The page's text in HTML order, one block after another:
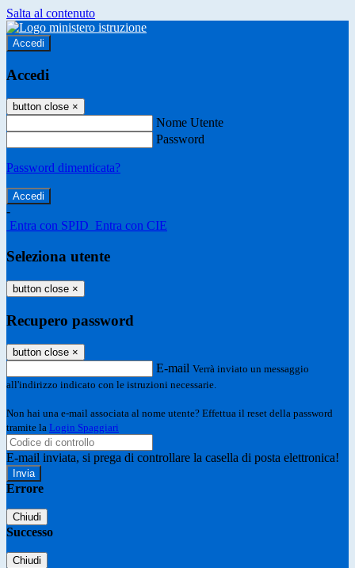
Salta al contenuto
Accedi
Accedi
button close ×
Nome Utente
Password
Password dimenticata?
-
Entra con SPID Entra con CIE
Seleziona utente
button close ×
Recupero password
button close ×
E-mail Verrà inviato un messaggio
all'indirizzo indicato con le istruzioni necessarie.
Non hai una e-mail associata al nome utente? Effettua il reset della password
tramite la Login Spaggiari
E-mail inviata, si prega di controllare la casella di posta elettronica!
Errore
Chiudi
Successo
Chiudi